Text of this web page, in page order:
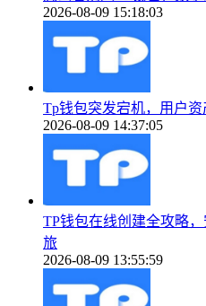
2026-08-09 15:18:03
Tp钱包突发宕机，用户
2026-08-09 14:37:05
TP钱包在线创建全攻略
旅
2026-08-09 13:55:59